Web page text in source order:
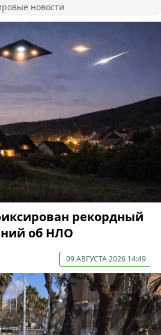
новости
рекордный
об НЛО
09 АВГУСТА 2026 14:49